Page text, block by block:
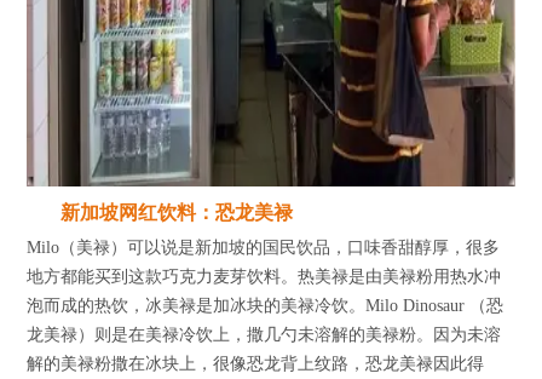
新加坡网红饮料：恐龙美禄
Milo（美禄）可以说是新加坡的国民饮品，口味香甜醇厚，很多
地方都能买到这款巧克力麦芽饮料。热美禄是由美禄粉用热水冲
泡而成的热饮，冰美禄是加冰块的美禄冷饮。Milo Dinosaur （恐
龙美禄）则是在美禄冷饮上，撒几勺未溶解的美禄粉。因为未溶
解的美禄粉撒在冰块上，很像恐龙背上纹路，恐龙美禄因此得